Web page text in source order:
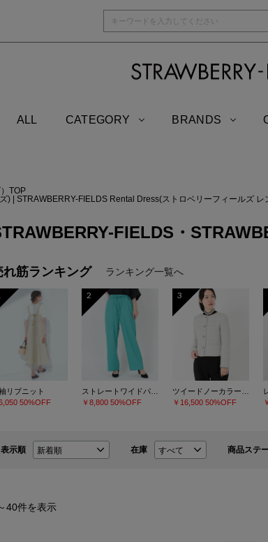
ALL CATEGORY BRANDS
TOP
)
STRAWBERRY-FIELDS Rental Dress(ストロベリーフィールズ レ
FIELDS・
れ筋ランキング ランキング一覧へ
リブニット
50%OFF
2
￥8,800 50%OFF
3
￥16,500 50%OFF
表示順 在庫 商品ステ
40件を表示